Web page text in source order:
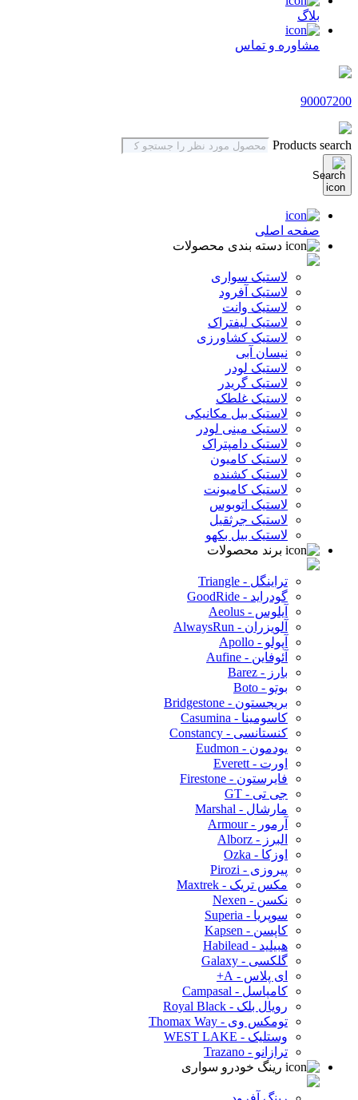
بلاگ
مشاوره و تماس
90007200
Products search
صفحه اصلی
دسته بندی محصولات
لاستیک سواری
لاستیک آفرود
لاستیک وانت
لاستیک لیفتراک
لاستیک کشاورزی
نیسان آبی
لاستیک لودر
لاستیک گریدر
لاستیک غلطک
لاستیک بیل مکانیکی
لاستیک مینی لودر
لاستیک دامپتراک
لاستیک کامیون
لاستیک کشنده
لاستیک کامیونت
لاستیک اتوبوس
لاستیک جرثقیل
لاستیک بیل بکهو
برند محصولات
تراینگل - Triangle
گودراید - GoodRide
آیلوس - Aeolus
آلویزران - AlwaysRun
آپولو - Apollo
آئوفاین - Aufine
بارز - Barez
بوتو - Boto
بریجستون - Bridgestone
کاسومینا - Casumina
کنستانسی - Constancy
یودمون - Eudmon
اورت - Everett
فایرستون - Firestone
جی تی - GT
مارشال - Marshal
آرمور - Armour
البرز - Alborz
اوزکا - Ozka
پیروزی - Pirozi
مکس تریک - Maxtrek
نکسن - Nexen
سوپریا - Superia
کاپسن - Kapsen
هبیلید - Habilead
گلکسی - Galaxy
ای پلاس - A+
کامپاسل - Campasal
رویال بلک - Royal Black
تومکس وی - Thomax Way
وستلیک - WEST LAKE
ترازانو - Trazano
رینگ خودرو سواری